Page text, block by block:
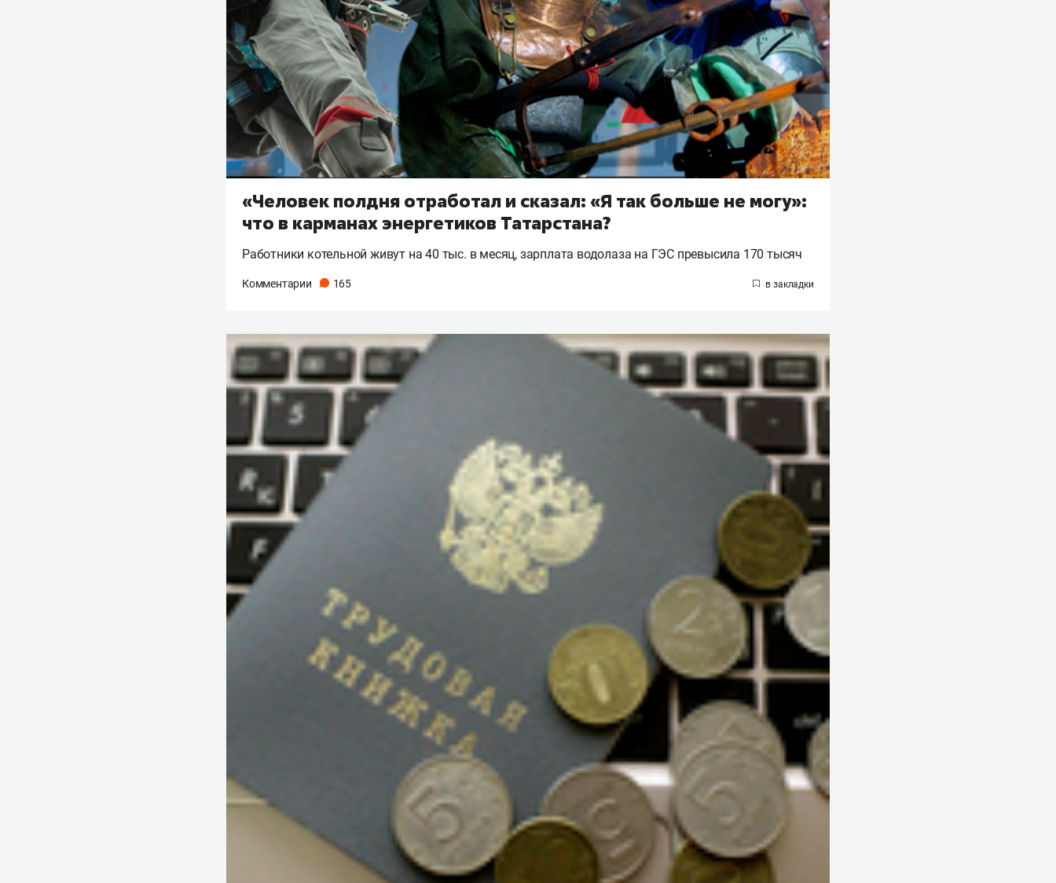
«Человек полдня отработал и сказал: «Я так больше не могу»:
что в карманах энергетиков Татарстана?
Работники котельной живут на 40 тыс. в месяц, зарплата водолаза на ГЭС превысила 170 тысяч
Комментарии 165